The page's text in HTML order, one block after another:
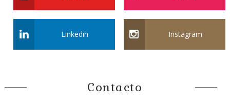
Linkedin Instagram
Contacto